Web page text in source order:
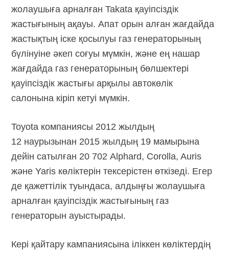
жолаушыға арналған Takata қауіпсіздік
жастығының ақауы. Апат орын алған жағдайда
жастықтың іске қосылуы газ генераторының
бүлінуіне әкеп соғуы мүмкін, және ең нашар
жағдайда газ генераторының бөлшектері
қауіпсіздік жастығы арқылы автокөлік
салонына кіріп кетуі мүмкін.
Toyota компаниясы 2012 жылдың
12 наурызынан 2015 жылдың 19 мамырына
дейін сатылған 20 702 Alphard, Corolla, Auris
және Yaris көліктерін тексерістен өткізеді. Егер
де қажеттілік туындаса, алдыңғы жолаушыға
арналған қауіпсіздік жастығының газ
генераторын ауыстырады.
Кері қайтару кампаниясына іліккен көліктердің